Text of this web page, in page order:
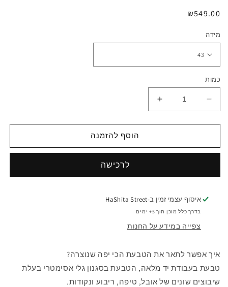
מחיר
₪549.00
מידה
כמות
הפחתת
כמות
לAstra
הגדלת
כמות
לAstra
הוסף להזמנה
איסוף עצמי זמין ב-HaShita Street
בדרך כלל מוכן תוך 5+ ימים
צפייה במידע על החנות
איך אפשר לתאר את הטבעת הכי יפה שנוצרה?
טבעת בעבודת יד מלאה, הטבעת בסגנון גלי אסימטרי בעלת
שיבוצים שונים של אובל, טיפה, ריבוע ונקודות.